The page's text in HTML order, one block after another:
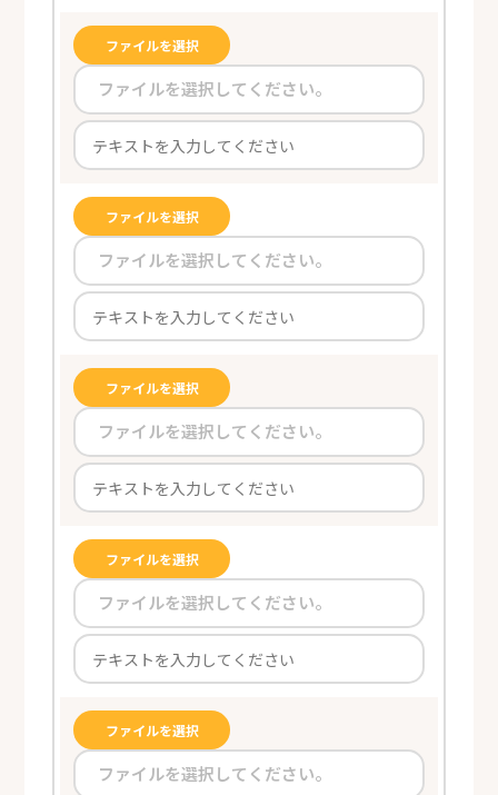
ファイルを選択
ファイルを選択してください。
ファイルを選択
ファイルを選択してください。
ファイルを選択
ファイルを選択してください。
ファイルを選択
ファイルを選択してください。
ファイルを選択
ファイルを選択してください。